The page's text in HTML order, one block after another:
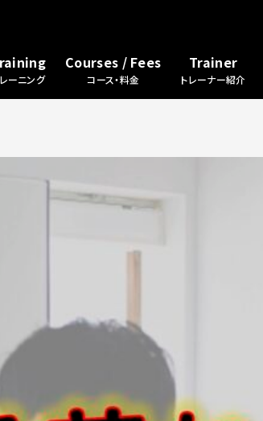
ーニング
Courses / Fees
コース・料金
Trainer
トレーナー紹介